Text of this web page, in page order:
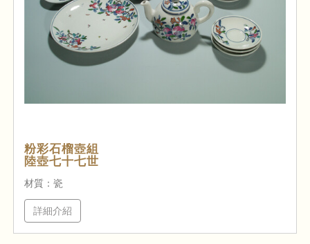
粉彩石榴壺組
陸壺七十七世
材質：瓷
詳細介紹